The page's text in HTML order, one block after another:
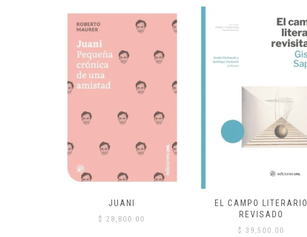
JUANI
$ 28,800.00
EL CAMPO LITERARIO
REVISADO
$ 39,500.00